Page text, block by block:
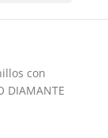
con
DIAMANTE